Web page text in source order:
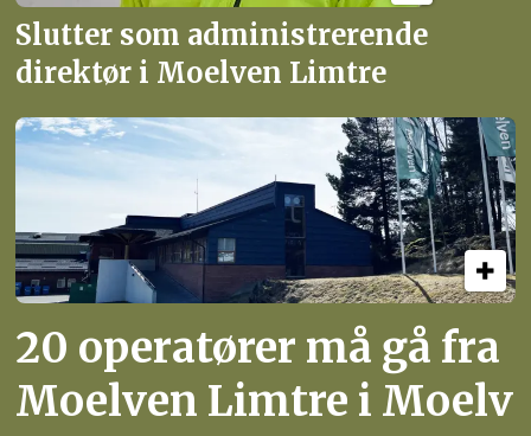
Slutter som administrerende
direktør i Moelven Limtre
20 operatører må gå fra
Moelven Limtre i Moelv